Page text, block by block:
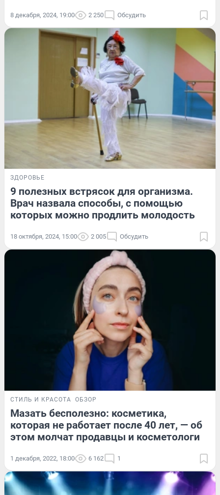
8 декабря, 2024, 19:00 2 250 Обсудить
ЗДОРОВЬЕ
9 полезных встрясок для организма.
Врач назвала способы, с помощью
которых можно продлить молодость
18 октября, 2024, 15:00 2 005 Обсудить
СТИЛЬ И КРАСОТА ОБЗОР
Мазать бесполезно: косметика,
которая не работает после 40 лет, — об
этом молчат продавцы и косметологи
1 декабря, 2022, 18:00 6 162 1